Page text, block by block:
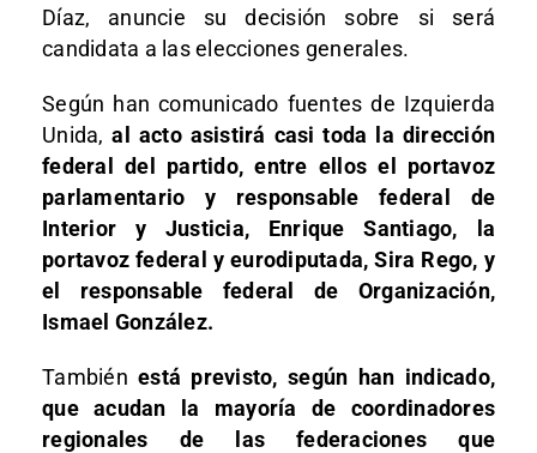
Díaz, anuncie su decisión sobre si será
candidata a las elecciones generales.
Según han comunicado fuentes de Izquierda
Unida,al acto asistirá casi toda la dirección
federal del partido, entre ellos el portavoz
parlamentario y responsable federal de
Interior y Justicia, Enrique Santiago, la
portavoz federal y eurodiputada, Sira Rego, y
el responsable federal de Organización,
Ismael González.
Tambiénestá previsto, según han indicado,
que acudan la mayoría de coordinadores
regionales de las federaciones que